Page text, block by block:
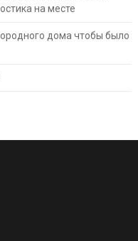
на месте
дома чтобы было